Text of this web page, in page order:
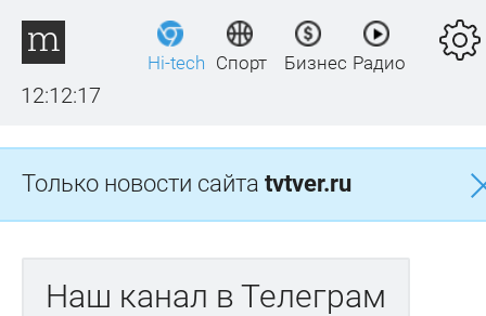
12:12:17
Hi-tech Спорт Бизнес Радио
Только новости сайта tvtver.ru
Наш канал в Телеграм